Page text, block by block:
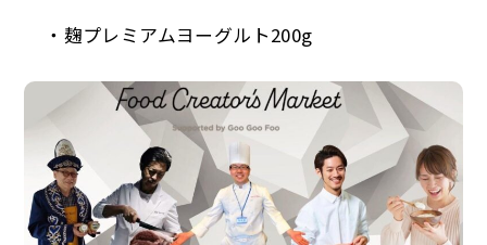
・麹プレミアムヨーグルト200g